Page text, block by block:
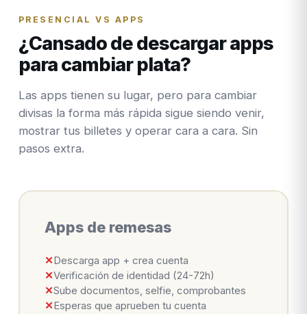
PRESENCIAL VS APPS
¿Cansado de descargar apps
para cambiar plata?
Las apps tienen su lugar, pero para cambiar
divisas la forma más rápida sigue siendo venir,
mostrar tus billetes y operar cara a cara. Sin
pasos extra.
Apps de remesas
✕ Descarga app + crea cuenta
✕Verificación de identidad (24-72h)
✕Sube documentos, selfie, comprobantes
✕ Esperas que aprueben tu cuenta